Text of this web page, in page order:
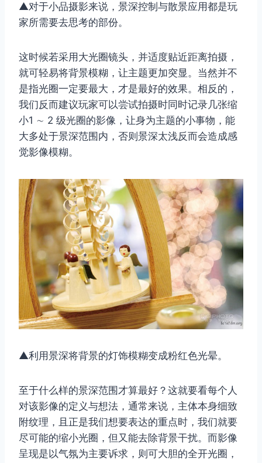
▲对于小品摄影来说，景深控制与散景应用都是玩
家所需要去思考的部份。
这时候若采用大光圈镜头，并适度贴近距离拍摄，
就可轻易将背景模糊，让主题更加突显。当然并不
是指光圈一定要最大，才是最好的效果。相反的，
我们反而建议玩家可以尝试拍摄时同时记录几张缩
小1 ∼ 2 级光圈的影像，让身为主题的小事物，能
大多处于景深范围内，否则景深太浅反而会造成感
觉影像模糊。
▲利用景深将背景的灯饰模糊变成粉红色光晕。
至于什么样的景深范围才算最好？这就要看每个人
对该影像的定义与想法，通常来说，主体本身细致
附纹理，且正是我们想要表达的重点时，我们就要
尽可能的缩小光圈，但又能去除背景干扰。而影像
呈现是以气氛为主要诉求，则可大胆的全开光圈，
取消 搜索